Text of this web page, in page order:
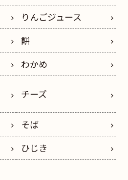
りんごジュース
餅
わかめ
チーズ
そば
ひじき